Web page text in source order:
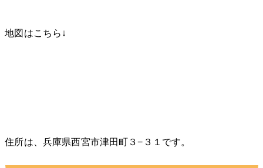
地図はこちら↓
住所は、兵庫県西宮市津田町３−３１です。